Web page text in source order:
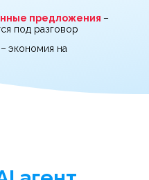
предложения –
под разговор
– экономия на